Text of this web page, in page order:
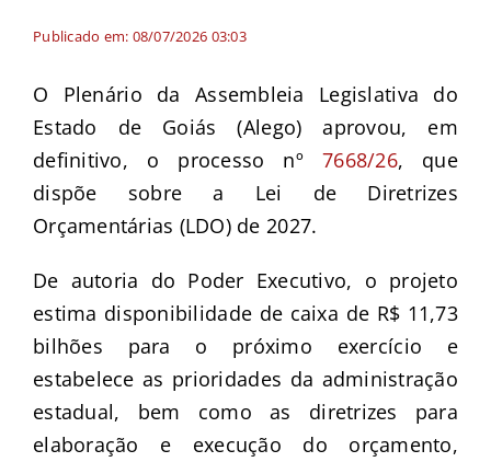
Publicado em: 08/07/2026 03:03
O Plenário da Assembleia Legislativa do
Estado de Goiás (Alego) aprovou, em
definitivo, o processo nº7668/26, que
dispõe sobre a Lei de Diretrizes
Orçamentárias (LDO) de 2027.
De autoria do Poder Executivo, o projeto
estima disponibilidade de caixa de R$ 11,73
bilhões para o próximo exercício e
estabelece as prioridades da administração
estadual, bem como as diretrizes para
elaboração e execução do orçamento,